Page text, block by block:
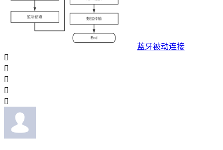
蓝牙被动连接




